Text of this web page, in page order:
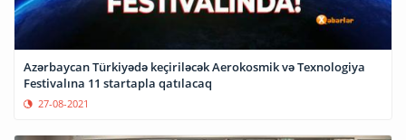
Azərbaycan Türkiyədə keçiriləcək Aerokosmik və Texnologiya
Festivalına 11 startapla qatılacaq
27-08-2021